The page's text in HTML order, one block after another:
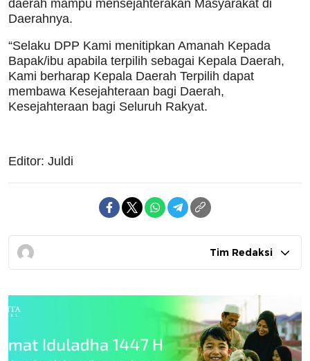
daerah mampu mensejahterakan Masyarakat di
Daerahnya.
“Selaku DPP Kami menitipkan Amanah Kepada
Bapak/ibu apabila terpilih sebagai Kepala Daerah,
Kami berharap Kepala Daerah Terpilih dapat
membawa Kesejahteraan bagi Daerah,
Kesejahteraan bagi Seluruh Rakyat.
Editor: Juldi
Tim Redaksi